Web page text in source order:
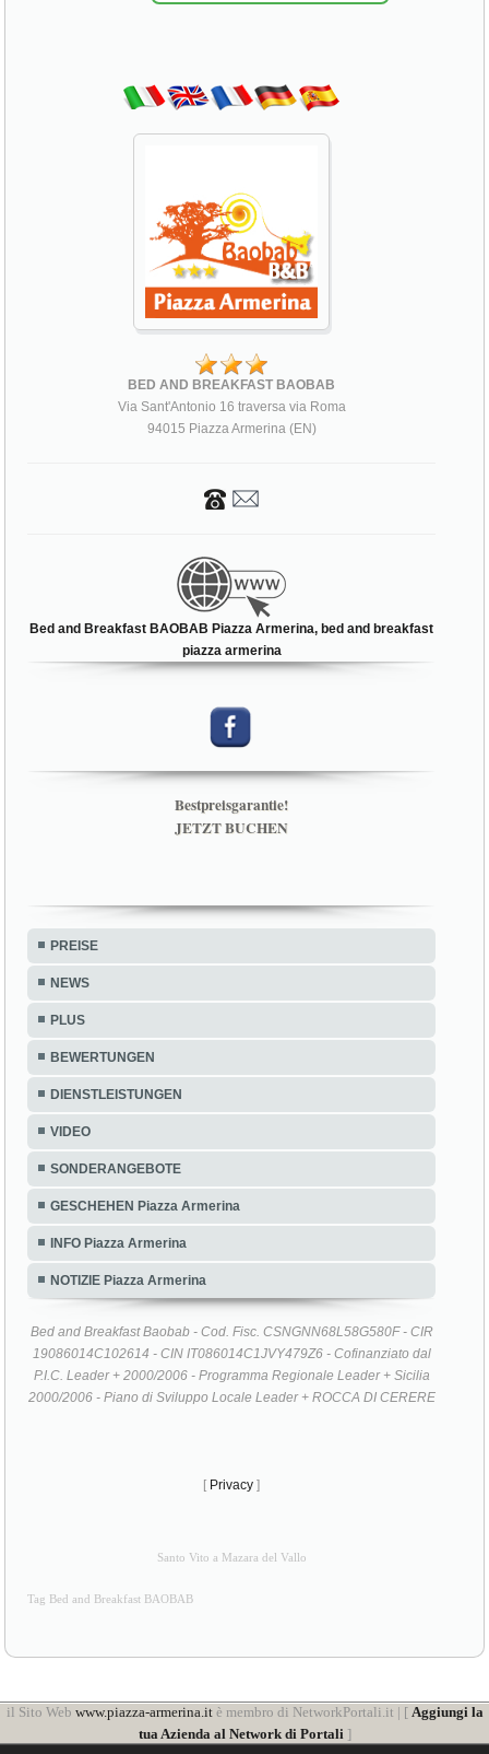
BED AND BREAKFAST BAOBAB
Via Sant'Antonio 16 traversa via Roma
94015 Piazza Armerina (EN)
Bed and Breakfast BAOBAB Piazza Armerina, bed and breakfast
piazza armerina
Bestpreisgarantie!
JETZT BUCHEN
PREISE
NEWS
PLUS
BEWERTUNGEN
DIENSTLEISTUNGEN
VIDEO
SONDERANGEBOTE
GESCHEHEN Piazza Armerina
INFO Piazza Armerina
NOTIZIE Piazza Armerina
Bed and Breakfast Baobab - Cod. Fisc. CSNGNN68L58G580F - CIR
19086014C102614 - CIN IT086014C1JVY479Z6 - Cofinanziato dal
P.I.C. Leader + 2000/2006 - Programma Regionale Leader + Sicilia
2000/2006 - Piano di Sviluppo Locale Leader + ROCCA DI CERERE
[ Privacy ]
Santo Vito a Mazara del Vallo
Tag Bed and Breakfast BAOBAB
il Sito Web www.piazza-armerina.itè membro di NetworkPortali.it | [ Aggiungi la
tua Azienda al Network di Portali ]